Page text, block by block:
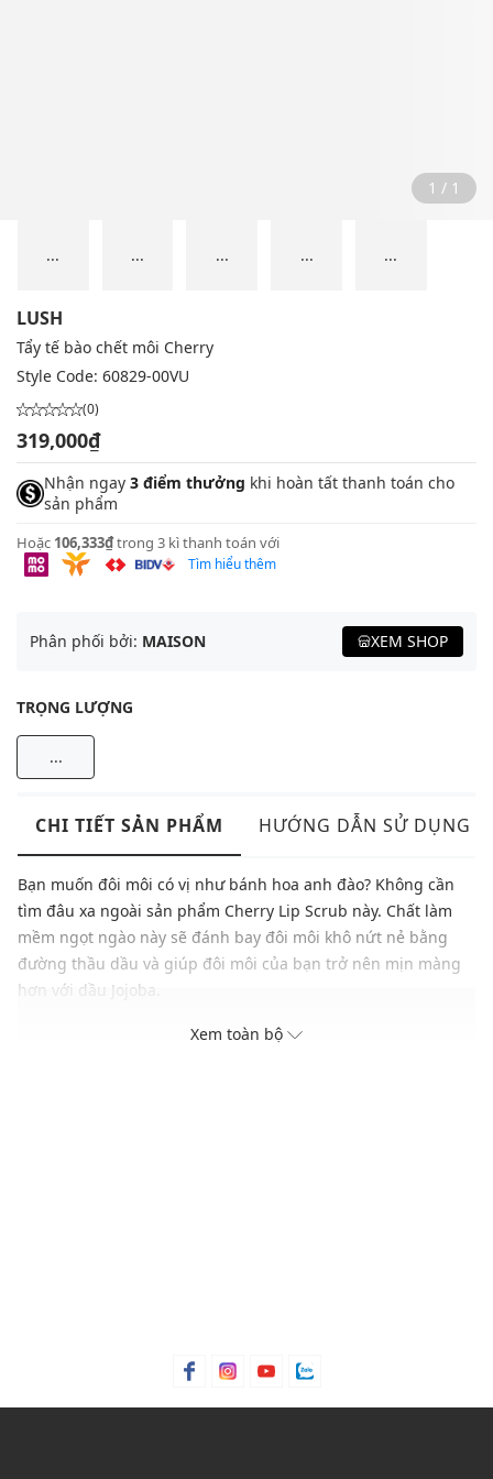
1 / 1
... ... ... ... ...
LUSH
Tẩy tế bào chết môi Cherry
Style Code: 60829-00VU
(0)
319,000₫
Nhận ngay 3 điểm thưởng khi hoàn tất thanh toán cho
sản phẩm
Hoặc 106,333₫trong 3 kì thanh toán với
Tìm hiểu thêm
Phân phối bởi: MAISON XEM SHOP
TRỌNG LƯỢNG
...
CHI TIẾT SẢN PHẨM HƯỚNG DẪN SỬ DỤNG
Bạn muốn đôi môi có vị như bánh hoa anh đào? Không cần
tìm đâu xa ngoài sản phẩm Cherry Lip Scrub này. Chất làm
mềm ngọt ngào này sẽ đánh bay đôi môi khô nứt nẻ bằng
đường thầu dầu và giúp đôi môi của bạn trở nên mịn màng
hơn với dầu Jojoba.
Xem toàn bộ